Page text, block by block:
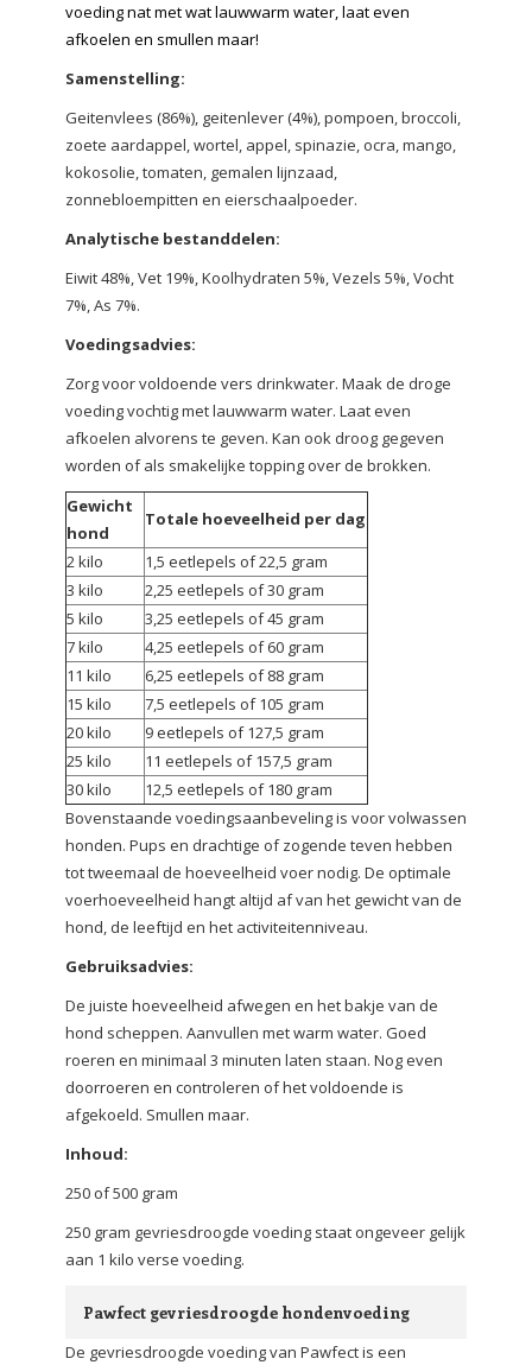
voeding nat met wat lauwwarm water, laat even
afkoelen en smullen maar!
Samenstelling:
Geitenvlees (86%), geitenlever (4%), pompoen, broccoli,
zoete aardappel, wortel, appel, spinazie, ocra, mango,
kokosolie, tomaten, gemalen lijnzaad,
zonnebloempitten en eierschaalpoeder.
Analytische bestanddelen:
Eiwit 48%, Vet 19%, Koolhydraten 5%, Vezels 5%, Vocht
7%, As 7%.
Voedingsadvies:
Zorg voor voldoende vers drinkwater. Maak de droge
voeding vochtig met lauwwarm water. Laat even
afkoelen alvorens te geven. Kan ook droog gegeven
worden of als smakelijke topping over de brokken.
Gewicht
hond
Totale hoeveelheid per dag
2 kilo
1,5 eetlepels of 22,5 gram
3 kilo
2,25 eetlepels of 30 gram
5 kilo
3,25 eetlepels of 45 gram
7 kilo
4,25 eetlepels of 60 gram
11 kilo
6,25 eetlepels of 88 gram
15 kilo
7,5 eetlepels of 105 gram
20 kilo
9 eetlepels of 127,5 gram
25 kilo
11 eetlepels of 157,5 gram
30 kilo
12,5 eetlepels of 180 gram
Bovenstaande voedingsaanbeveling is voor volwassen
honden. Pups en drachtige of zogende teven hebben
tot tweemaal de hoeveelheid voer nodig. De optimale
voerhoeveelheid hangt altijd af van het gewicht van de
hond, de leeftijd en het activiteitenniveau.
Gebruiksadvies:
De juiste hoeveelheid afwegen en het bakje van de
hond scheppen. Aanvullen met warm water. Goed
roeren en minimaal 3 minuten laten staan. Nog even
doorroeren en controleren of het voldoende is
afgekoeld. Smullen maar.
Inhoud:
250 of 500 gram
250 gram gevriesdroogde voeding staat ongeveer gelijk
aan 1 kilo verse voeding.
Pawfect gevriesdroogde hondenvoeding
De gevriesdroogde voeding van Pawfect is een